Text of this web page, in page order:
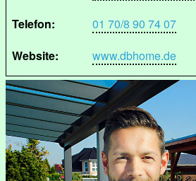
Telefon:
01 70/8 90 74 07
Website:
www.dbhome.de